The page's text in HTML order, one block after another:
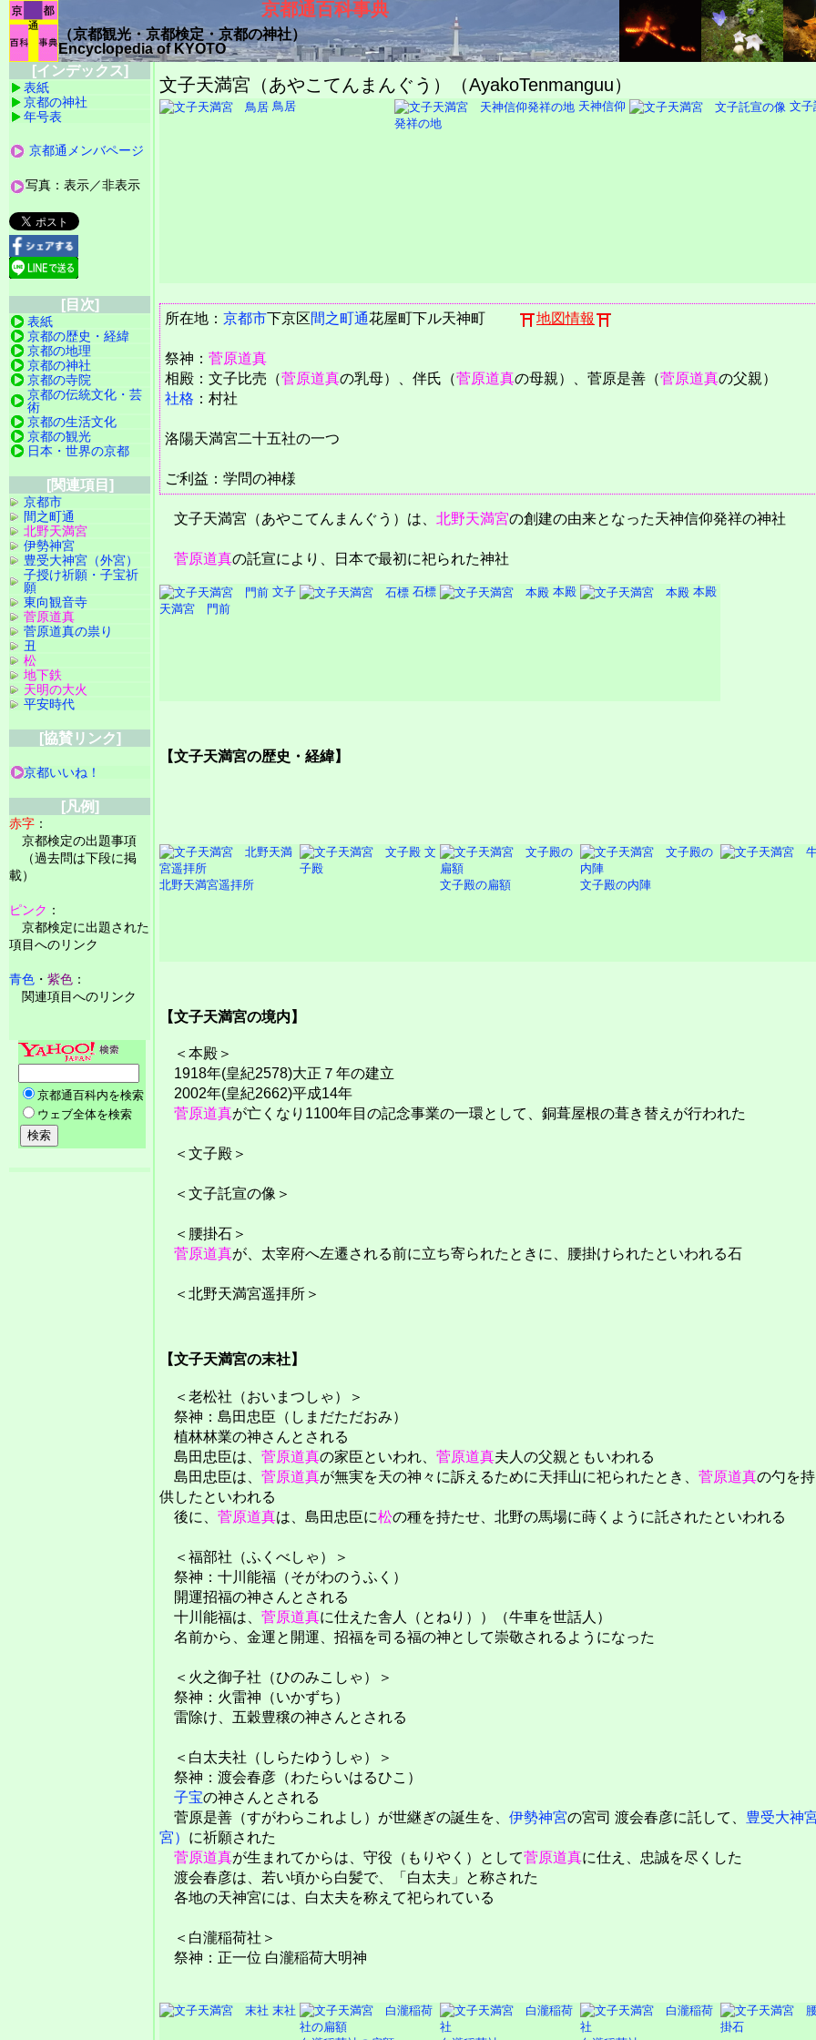
京都通百科事典
（京都観光・京都検定・京都の神社）
Encyclopedia of KYOTO
文子天満宮（あやこてんまんぐう）（AyakoTenmanguu）
鳥居
天神信仰
発祥の地
文子
所在地： 京都市下京区間之町通花屋町下ル天神町 地図情報
祭神： 菅原道真
相殿：文子比売（菅原道真の乳母）、伴氏（菅原道真の母親）、菅原是善（菅原道真の父親）
社格 ：村社
洛陽天満宮二十五社の一つ
ご利益：学問の神様
文子天満宮（あやこてんまんぐう）は、 北野天満宮の創建の由来となった天神信仰発祥の神社
菅原道真の託宣により、日本で最初に祀られた神社
文子
天満宮 門前
石標 本殿 本殿
【文子天満宮の歴史・経緯】
北野天満宮遥拝所
文
子殿
文子殿の扁額
文子殿の内陣
【文子天満宮の境内】
＜本殿＞
1918年(皇紀2578)大正７年の建立
2002年(皇紀2662)平成14年
菅原道真が亡くなり1100年目の記念事業の一環として、銅葺屋根の葺き替えが行われた
＜文子殿＞
＜文子託宣の像＞
＜腰掛石＞
菅原道真が、太宰府へ左遷される前に立ち寄られたときに、腰掛けられたといわれる石
＜北野天満宮遥拝所＞
【文子天満宮の末社】
＜老松社（おいまつしゃ）＞
祭神：島田忠臣（しまだただおみ）
植林林業の神さんとされる
島田忠臣は、 菅原道真の家臣といわれ、 菅原道真夫人の父親ともいわれる
島田忠臣は、 菅原道真が無実を天の神々に訴えるために天拝山に祀られたとき、 菅原道真の勺を
供したといわれる
後に、 菅原道真は、島田忠臣に松の種を持たせ、北野の馬場に蒔くように託されたといわれる
＜福部社（ふくべしゃ）＞
祭神：十川能福（そがわのうふく）
開運招福の神さんとされる
十川能福は、 菅原道真に仕えた舎人（とねり））（牛車を世話人）
名前から、金運と開運、招福を司る福の神として崇敬されるようになった
＜火之御子社（ひのみこしゃ）＞
祭神：火雷神（いかずち）
雷除け、五穀豊穣の神さんとされる
＜白太夫社（しらたゆうしゃ）＞
祭神：渡会春彦（わたらいはるひこ）
子宝の神さんとされる
菅原是善（すがわらこれよし）が世継ぎの誕生を、 伊勢神宮の宮司 渡会春彦に託して、 豊受大神
宮） に祈願された
菅原道真が生まれてからは、守役（もりやく）として菅原道真に仕え、忠誠を尽くした
渡会春彦は、若い頃から白髪で、「白太夫」と称された
各地の天神宮には、白太夫を称えて祀られている
＜白瀧稲荷社＞
祭神：正一位 白瀧稲荷大明神
末社
掛石
[インデックス]
表紙
京都の神社
年号表
京都通メンバページ
写真：表示／非表示
[目次]
表紙
京都の歴史・経緯
京都の地理
京都の神社
京都の寺院
京都の伝統文化・芸
術
京都の生活文化
京都の観光
日本・世界の京都
[関連項目]
京都市
間之町通
北野天満宮
伊勢神宮
豊受大神宮（外宮）
子授け祈願・子宝祈
願
東向観音寺
菅原道真
菅原道真の祟り
丑
松
地下鉄
天明の大火
平安時代
[協賛リンク]
京都いいね！
[凡例]
赤字 ：
京都検定の出題事項
（過去問は下段に掲
載）
ピンク ：
京都検定に出題された
項目へのリンク
青色 ・ 紫色 ：
関連項目へのリンク